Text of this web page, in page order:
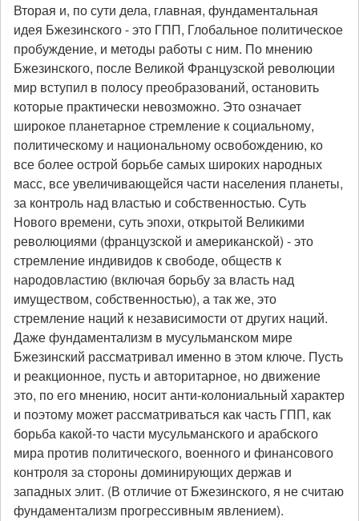
Вторая и, по сути дела, главная, фундаментальная
идея Бжезинского - это ГПП, Глобальное политическое
пробуждение, и методы работы с ним. По мнению
Бжезинского, после Великой Французской революции
мир вступил в полосу преобразований, остановить
которые практически невозможно. Это означает
широкое планетарное стремление к социальному,
политическому и национальному освобождению, ко
все более острой борьбе самых широких народных
масс, все увеличивающейся части населения планеты,
за контроль над властью и собственностью. Суть
Нового времени, суть эпохи, открытой Великими
революциями (французской и американской) - это
стремление индивидов к свободе, обществ к
народовластию (включая борьбу за власть над
имуществом, собственностью), а так же, это
стремление наций к независимости от других наций.
Даже фундаментализм в мусульманском мире
Бжезинский рассматривал именно в этом ключе. Пусть
и реакционное, пусть и авторитарное, но движение
это, по его мнению, носит анти-колониальный характер
и поэтому может рассматриваться как часть ГПП, как
борьба какой-то части мусульманского и арабского
мира против политического, военного и финансового
контроля за стороны доминирующих держав и
западных элит. (В отличие от Бжезинского, я не считаю
фундаментализм прогрессивным явлением).